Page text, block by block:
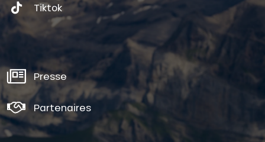
Tiktok
Presse
Partenaires